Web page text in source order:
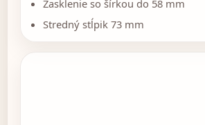
Zasklenie so šírkou do 58 mm
Stredný stĺpik 73 mm